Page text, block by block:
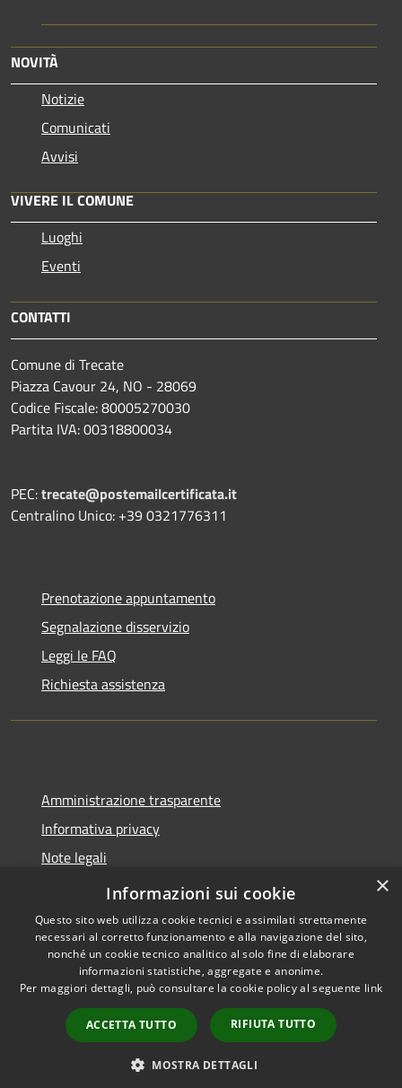
NOVITÀ
Notizie
Comunicati
Avvisi
VIVERE IL COMUNE
Luoghi
Eventi
CONTATTI
Comune di Trecate
Piazza Cavour 24, NO - 28069
Codice Fiscale: 80005270030
Partita IVA: 00318800034
PEC:trecate@postemailcertificata.it
Centralino Unico: +39 0321776311
Prenotazione appuntamento
Segnalazione disservizio
Leggi le FAQ
Richiesta assistenza
Amministrazione trasparente
Informativa privacy
Note legali
Dichiarazione di accessibilità
Accessibilità
Copyright © 2026 • Comune di
Trecate • Powered by
Municipium•
Accesso
redazione
×
Informazioni sui cookie
Questo sito web utilizza cookie tecnici e assimilati strettamente
necessari al corretto funzionamento e alla navigazione del sito,
nonché un cookie tecnico analitico al solo fine di elaborare
informazioni statistiche, aggregate e anonime.
Per maggiori dettagli, può consultare la cookie policy al seguente link
ACCETTA TUTTO RIFIUTA TUTTO
MOSTRA DETTAGLI